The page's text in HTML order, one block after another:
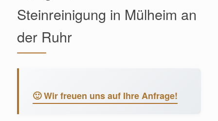
Steinreinigung in Mülheim an
der Ruhr
🙂 Wir freuen uns auf Ihre Anfrage!